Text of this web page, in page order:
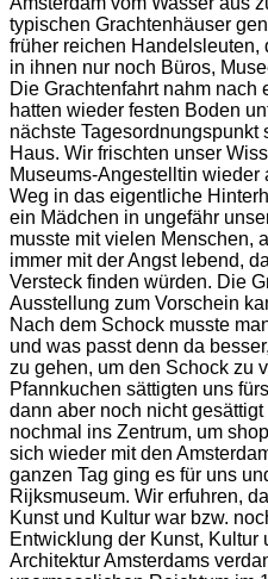
typischen Grachtenhäuser
früher reichen Handelsleuten,
in ihnen nur noch Büros,
Die Grachtenfahrt nahm
hatten wieder festen Boden
nächste Tagesordnungspunkt
Haus. Wir frischten unser
Museums-Angestelltin wieder
Weg in das eigentliche
ein Mädchen in ungefähr
musste mit vielen Menschen,
immer mit der Angst lebend,
Versteck finden würden. Die
Ausstellung zum Vorschein
Nach dem Schock musste
und was passt denn da
zu gehen, um den Schock zu
Pfannkuchen sättigten uns
dann aber noch nicht
nochmal ins Zentrum, um
sich wieder mit den
ganzen Tag ging es für uns
Rijksmuseum. Wir erfuhren,
Kunst und Kultur war bzw.
Entwicklung der Kunst, Kultur
Architektur Amsterdams